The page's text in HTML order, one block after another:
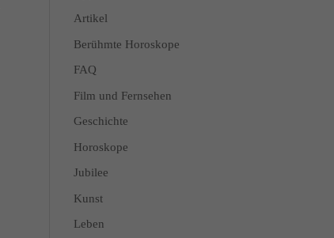
Artikel
Berühmte Horoskope
FAQ
Film und Fernsehen
Geschichte
Horoskope
Jubilee
Kunst
Leben